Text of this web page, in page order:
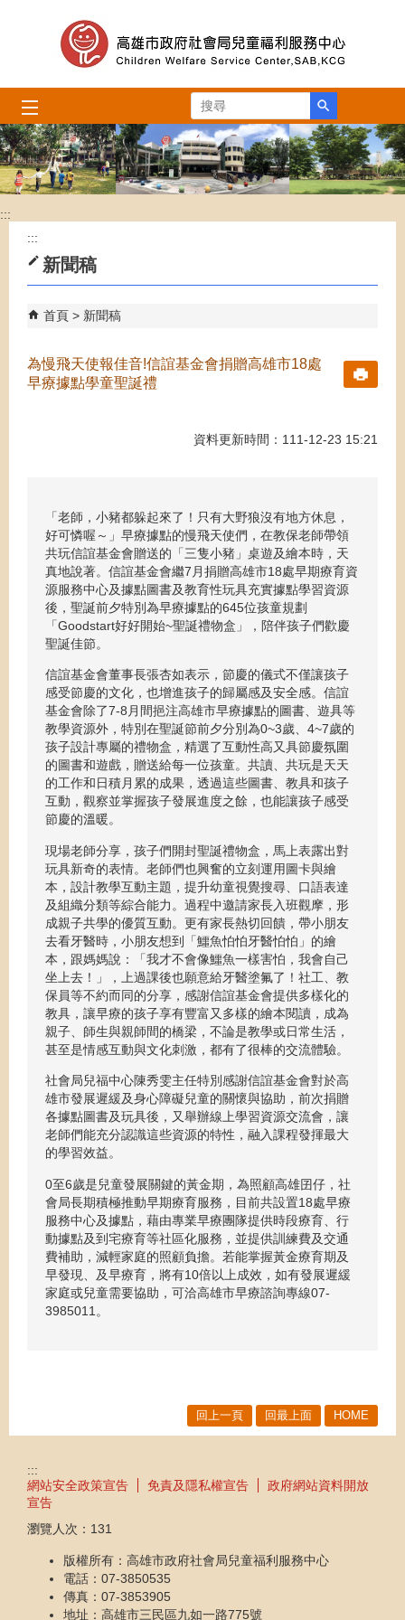
跳到主要內容區塊
搜尋
:::
:::
新聞稿
首頁 新聞稿
為慢飛天使報佳音!信誼基金會捐贈高雄市18處
早療據點學童聖誕禮
資料更新時間：111-12-23 15:21
「老師，小豬都躲起來了！只有大野狼沒有地方休息，
好可憐喔～」早療據點的慢飛天使們，在教保老師帶領
共玩信誼基金會贈送的「三隻小豬」桌遊及繪本時，天
真地說著。信誼基金會繼7月捐贈高雄市18處早期療育資
源服務中心及據點圖書及教育性玩具充實據點學習資源
後，聖誕前夕特別為早療據點的645位孩童規劃
「Goodstart好好開始~聖誕禮物盒」，陪伴孩子們歡慶
聖誕佳節。
信誼基金會董事長張杏如表示，節慶的儀式不僅讓孩子
感受節慶的文化，也增進孩子的歸屬感及安全感。信誼
基金會除了7-8月間挹注高雄市早療據點的圖書、遊具等
教學資源外，特別在聖誕節前夕分別為0~3歲、4~7歲的
孩子設計專屬的禮物盒，精選了互動性高又具節慶氛圍
的圖書和遊戲，贈送給每一位孩童。共讀、共玩是天天
的工作和日積月累的成果，透過這些圖書、教具和孩子
互動，觀察並掌握孩子發展進度之餘，也能讓孩子感受
節慶的溫暖。
現場老師分享，孩子們開封聖誕禮物盒，馬上表露出對
玩具新奇的表情。老師們也興奮的立刻運用圖卡與繪
本，設計教學互動主題，提升幼童視覺搜尋、口語表達
及組織分類等綜合能力。過程中邀請家長入班觀摩，形
成親子共學的優質互動。更有家長熱切回饋，帶小朋友
去看牙醫時，小朋友想到「鱷魚怕怕牙醫怕怕」的繪
本，跟媽媽說：「我才不會像鱷魚一樣害怕，我會自己
坐上去！」，上過課後也願意給牙醫塗氟了！社工、教
保員等不約而同的分享，感謝信誼基金會提供多樣化的
教具，讓早療的孩子享有豐富又多樣的繪本閱讀，成為
親子、師生與親師間的橋梁，不論是教學或日常生活，
甚至是情感互動與文化刺激，都有了很棒的交流體驗。
社會局兒福中心陳秀雯主任特別感謝信誼基金會對於高
雄市發展遲緩及身心障礙兒童的關懷與協助，前次捐贈
各據點圖書及玩具後，又舉辦線上學習資源交流會，讓
老師們能充分認識這些資源的特性，融入課程發揮最大
的學習效益。
0至6歲是兒童發展關鍵的黃金期，為照顧高雄囝仔，社
會局長期積極推動早期療育服務，目前共設置18處早療
服務中心及據點，藉由專業早療團隊提供時段療育、行
動據點及到宅療育等社區化服務，並提供訓練費及交通
費補助，減輕家庭的照顧負擔。若能掌握黃金療育期及
早發現、及早療育，將有10倍以上成效，如有發展遲緩
家庭或兒童需要協助，可洽高雄市早療諮詢專線07-
3985011。
回上一頁 回最上面 HOME
:::
網站安全政策宣告
免責及隱私權宣告
政府網站資料開放
宣告
瀏覽人次： 131
版權所有：高雄市政府社會局兒童福利服務中心
電話：07-3850535
傳真：07-3853905
地址：高雄市三民區九如一路775號